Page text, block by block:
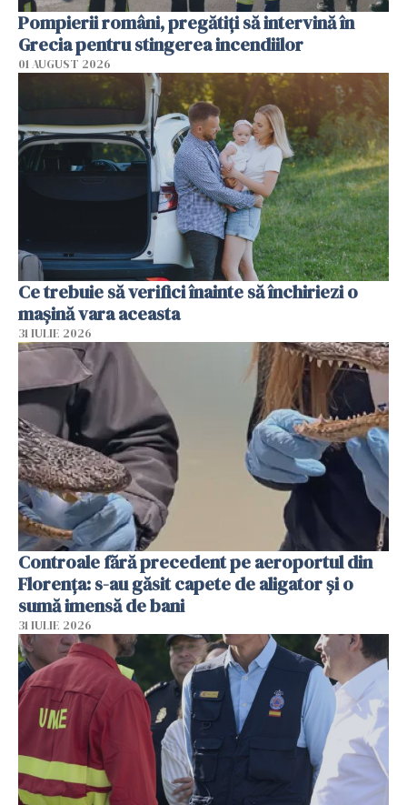
Pompierii români, pregătiţi să intervină în
Grecia pentru stingerea incendiilor
01 AUGUST 2026
Ce trebuie să verifici înainte să închiriezi o
mașină vara aceasta
31 IULIE 2026
Controale fără precedent pe aeroportul din
Florența: s-au găsit capete de aligator și o
sumă imensă de bani
31 IULIE 2026